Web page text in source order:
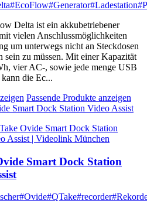
#EcoFlow#Generator#Ladestation
Delta ist ein akkubetriebener
vielen Anschlussmöglichkeiten
um unterwegs nicht an Steckdosen
sein zu müssen. Mit einer Kapazität
vier AC-, sowie jede menge USB
die Ec...
Passende Produkte anzeigen
Smart Dock Station Video Assist
Smart Dock Station
#Ovide#QTake#recorder